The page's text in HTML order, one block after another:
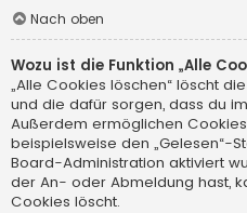
Nach oben
Wozu ist die Funktion „Alle
„Alle Cookies löschen“ löscht
und die dafür sorgen, dass du
Außerdem ermöglichen
beispielsweise den „Gelesen“-
Board-Administration aktiviert
der An- oder Abmeldung hast,
Cookies löscht.